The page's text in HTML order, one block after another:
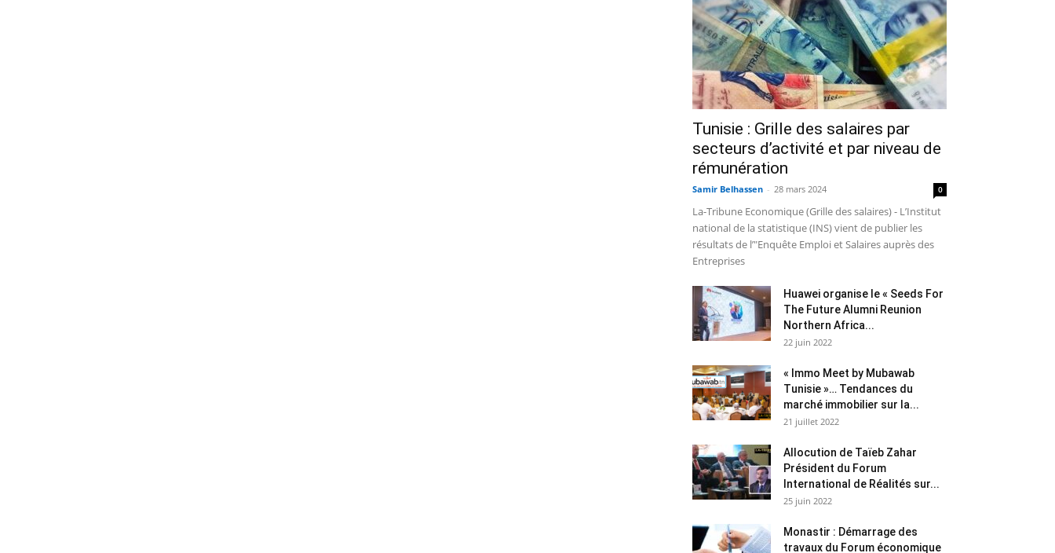
Tunisie : Grille des salaires par
secteurs d’activité et par niveau de
rémunération
Samir Belhassen - 28 mars 2024 0
La-Tribune Economique (Grille des salaires) - L’Institut
national de la statistique (INS) vient de publier les
résultats de l’"Enquête Emploi et Salaires auprès des
Entreprises
Huawei organise le « Seeds For
The Future Alumni Reunion
Northern Africa...
22 juin 2022
« Immo Meet by Mubawab
Tunisie »… Tendances du
marché immobilier sur la...
21 juillet 2022
Allocution de Taïeb Zahar
Président du Forum
International de Réalités sur...
25 juin 2022
Monastir : Démarrage des
travaux du Forum économique